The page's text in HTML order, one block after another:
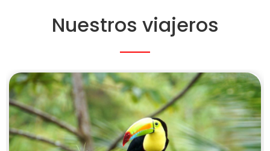
Nuestros viajeros